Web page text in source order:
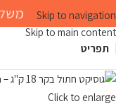
Skip to navigation
Skip to main content
תפריט
Click to enlarge